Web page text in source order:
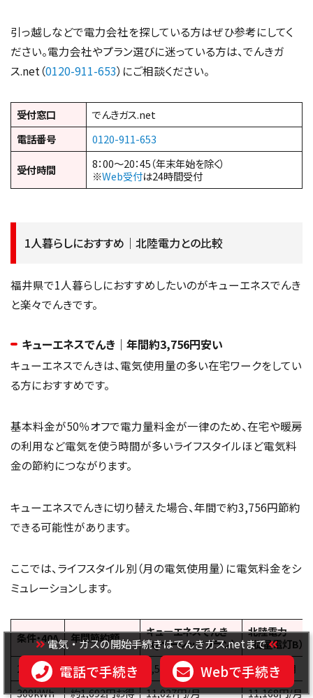
引っ越しなどで電力会社を探している方はぜひ参考にしてく
ださい。電力会社やプラン選びに迷っている方は、でんきガ
ス.net（0120-911-653）にご相談ください。
受付窓口
でんきガス.net
電話番号
0120-911-653
受付時間
8：00～20：45（年末年始を除く）
※Web受付は24時間受付
1人暮らしにおすすめ｜北陸電力との比較
福井県で1人暮らしにおすすめしたいのがキューエネスでんき
と楽々でんきです。
キューエネスでんき｜年間約3,756円安い
キューエネスでんきは、電気使用量の多い在宅ワークをしてい
る方におすすめです。
基本料金が50％オフで電力量料金が一律のため、在宅や暖房
の利用など電気を使う時間が多いライフスタイルほど電気料
金の節約につながります。
キューエネスでんきに切り替えた場合、年間で約3,756円節約
できる可能性があります。
ここでは、ライフスタイル別（月の電気使用量）に電気料金をシ
ミュレーションします。
条件・40A 年間節約額
キューエネスでんき
（Qベーシックプラン）
北陸電力
（従量電灯B）
200kWh
約1,680円お得 7,553円/月
7,693円/月
300kWh
約1,692円お得 11,027円/月 11,168円/月
電気・ガスの開始手続きはでんきガス.netまで
電話で手続き Webで手続き